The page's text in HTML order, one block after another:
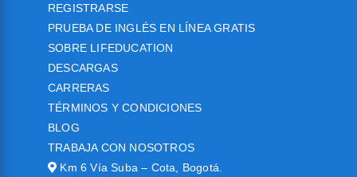
REGISTRARSE
PRUEBA DE INGLÉS EN LÍNEA GRATIS
SOBRE LIFEDUCATION
DESCARGAS
CARRERAS
TÉRMINOS Y CONDICIONES
BLOG
TRABAJA CON NOSOTROS
Km 6 Vía Suba – Cota, Bogotá.